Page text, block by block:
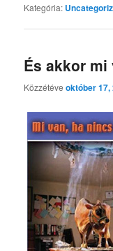
Kategória:
És akkor
Közzétéveoktóber 17,